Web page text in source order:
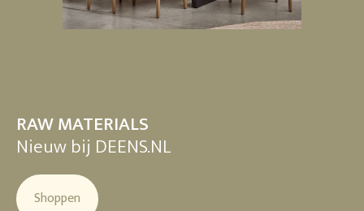
RAW MATERIALS
Nieuw bij DEENS.NL
Shoppen